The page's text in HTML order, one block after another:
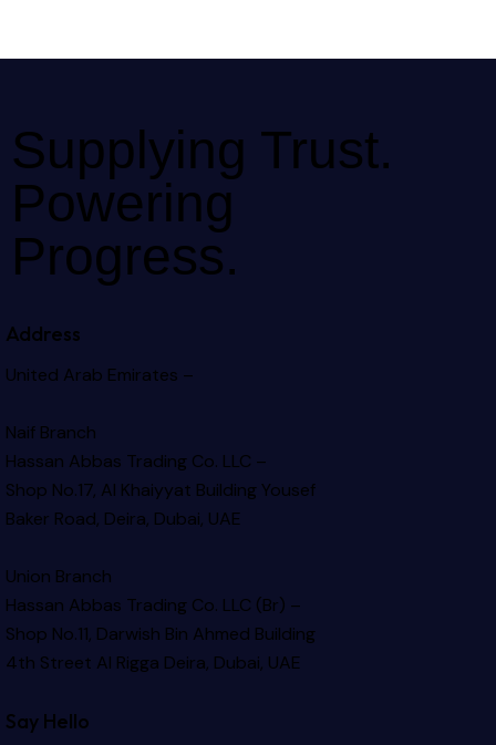
Supplying Trust.
Powering
Progress.
Address
United Arab Emirates –
Naif Branch
Hassan Abbas Trading Co. LLC –
Shop No.17, Al Khaiyyat BuildingYousef
Baker Road, Deira, Dubai, UAE
Union Branch
Hassan Abbas Trading Co. LLC (Br) –
Shop No.11, Darwish Bin Ahmed Building
4th Street Al Rigga Deira, Dubai, UAE
Say Hello